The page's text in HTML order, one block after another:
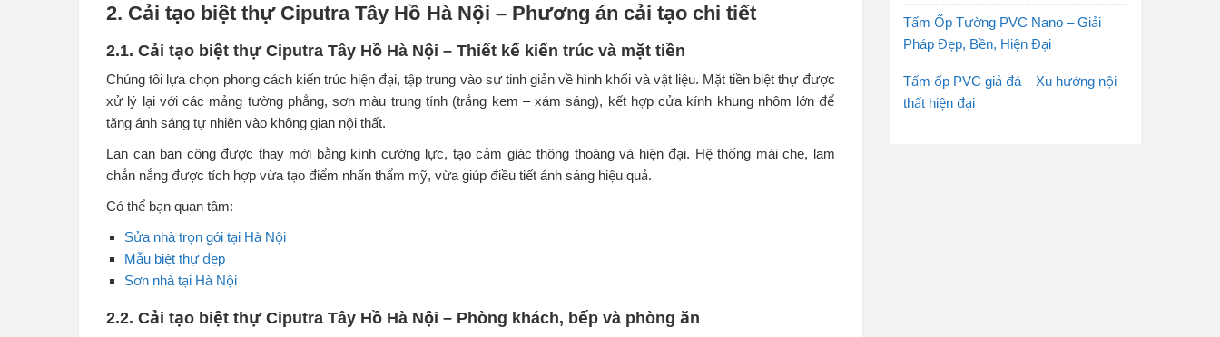
2. Cải tạo biệt thự Ciputra Tây Hồ Hà Nội – Phương án cải tạo chi tiết
2.1. Cải tạo biệt thự Ciputra Tây Hồ Hà Nội – Thiết kế kiến trúc và mặt tiền
Chúng tôi lựa chọn phong cách kiến trúc hiện đại, tập trung vào sự tinh giản về hình khối và vật liệu. Mặt tiền biệt thự được
xử lý lại với các mảng tường phẳng, sơn màu trung tính (trắng kem – xám sáng), kết hợp cửa kính khung nhôm lớn để
tăng ánh sáng tự nhiên vào không gian nội thất.
Lan can ban công được thay mới bằng kính cường lực, tạo cảm giác thông thoáng và hiện đại. Hệ thống mái che, lam
chắn nắng được tích hợp vừa tạo điểm nhấn thẩm mỹ, vừa giúp điều tiết ánh sáng hiệu quả.
Có thể bạn quan tâm:
Sửa nhà trọn gói tại Hà Nội
Mẫu biệt thự đẹp
Sơn nhà tại Hà Nội
2.2. Cải tạo biệt thự Ciputra Tây Hồ Hà Nội – Phòng khách, bếp và phòng ăn
Tấm Ốp Tường PVC Nano – Giải
Pháp Đẹp, Bền, Hiện Đại
Tấm ốp PVC giả đá – Xu hướng nội
thất hiện đại